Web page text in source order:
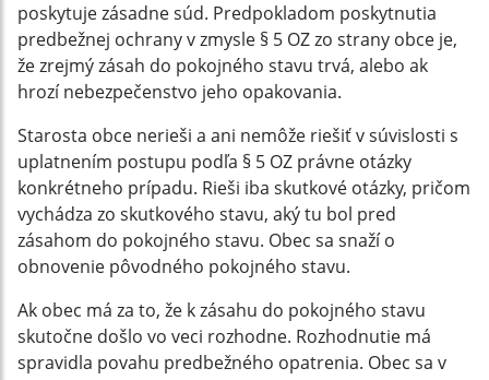
poskytuje zásadne súd. Predpokladom poskytnutia
predbežnej ochrany v zmysle § 5 OZ zo strany obce je,
že zrejmý zásah do pokojného stavu trvá, alebo ak
hrozí nebezpečenstvo jeho opakovania.
Starosta obce nerieši a ani nemôže riešiť v súvislosti s
uplatnením postupu podľa § 5 OZ právne otázky
konkrétneho prípadu. Rieši iba skutkové otázky, pričom
vychádza zo skutkového stavu, aký tu bol pred
zásahom do pokojného stavu. Obec sa snaží o
obnovenie pôvodného pokojného stavu.
Ak obec má za to, že k zásahu do pokojného stavu
skutočne došlo vo veci rozhodne. Rozhodnutie má
spravidla povahu predbežného opatrenia. Obec sa v